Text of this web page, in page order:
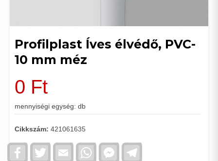
Profilplast Íves élvédő, PVC-
10 mm méz
0 Ft
mennyiségi egység: db
Cikkszám: 421061635
FacebookTwitter Email WhatsAppFacebook
Messenger